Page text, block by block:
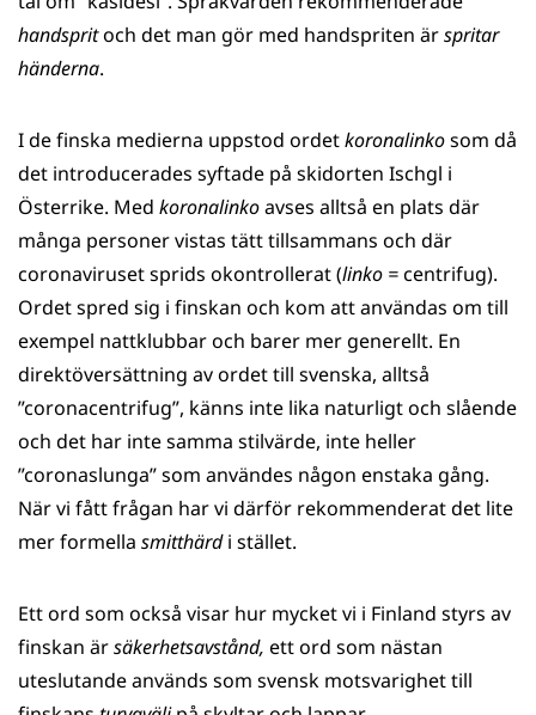
handspritoch det man gör med handspriten ärspritar
händerna.
I de finska medierna uppstod ordetkoronalinkosom då
det introducerades syftade på skidorten Ischgl i
Österrike. Med koronalinkoavses alltså en plats där
många personer vistas tätt tillsammans och där
coronaviruset sprids okontrollerat (linko =centrifug).
Ordet spred sig i finskan och kom att användas om till
exempel nattklubbar och barer mer generellt. En
direktöversättning av ordet till svenska, alltså
”coronacentrifug”, känns inte lika naturligt och slående
och det har inte samma stilvärde, inte heller
”coronaslunga” som användes någon enstaka gång.
När vi fått frågan har vi därför rekommenderat det lite
mer formella smitthärdi stället.
Ett ord som också visar hur mycket vi i Finland styrs av
finskan ärsäkerhetsavstånd, ett ord som nästan
uteslutande används som svensk motsvarighet till